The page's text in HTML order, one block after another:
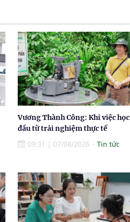
Vương Thành Công: Khi việc
đầu từ trải nghiệm thực tế
09:31 | 07/08/2026 Tin tức